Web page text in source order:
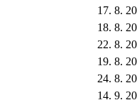
17. 8.
18. 8.
22. 8.
19. 8.
24. 8.
14. 9.